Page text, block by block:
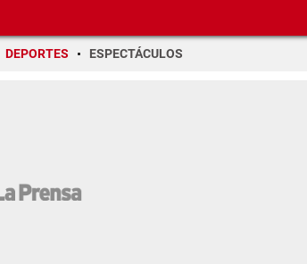
DEPORTES ESPECTÁCULOS